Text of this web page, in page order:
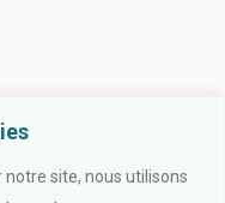
site, nous utilisons